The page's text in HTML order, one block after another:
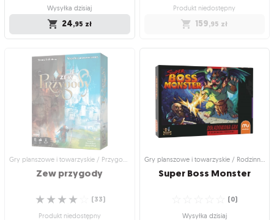
Wysyłka dzisiaj
24,95 zł
do gier
Boss Monster: Twarde
Lądowanie
Drugi dodatek do Boss Monster
☆
☆
☆
☆
☆ (5
Wysyłka dzisiaj
24 ,95 zł
Produkt niedostępny
159,95 zł
Gry planszowe i towarzyskie /
The Dragon Prince:
Battlecharged
Wybierz swojego bohatera i walcz o
przyszłość Xadii!
☆
☆
☆
☆
☆ (0)
Produkt niedostępny
Gry planszowe i towarzyskie / Przygodowe gry planszowe
Zewprzygody
☆
☆
☆
☆ (33)
Produkt niedostępny
Gry planszowe i towarzyskie / Rodzinne gry planszowe
Super Boss Monster
(0)
Wysyłka dzisiaj